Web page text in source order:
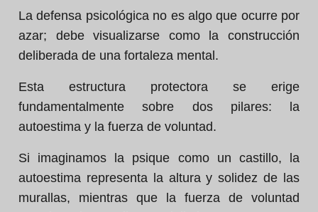
La defensa psicológica no es algo que ocurre por
azar; debe visualizarse como la construcción
deliberada de una fortaleza mental.
Esta estructura protectora se erige
fundamentalmente sobre dos pilares: la
autoestima y la fuerza de voluntad.
Si imaginamos la psique como un castillo, la
autoestima representa la altura y solidez de las
murallas, mientras que la fuerza de voluntad